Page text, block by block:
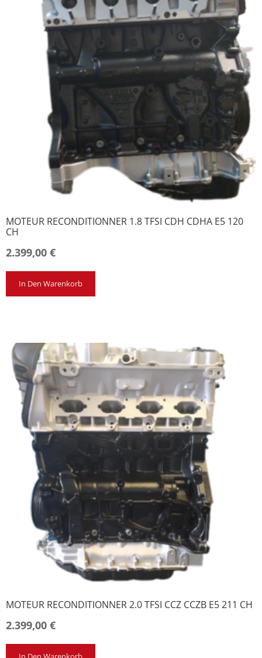
MOTEUR RECONDITIONNER 1.8 TFSI CDH CDHA E5 120
CH
2.399,00 €
In Den Warenkorb
MOTEUR RECONDITIONNER 2.0 TFSI CCZ CCZB E5 211 CH
2.399,00 €